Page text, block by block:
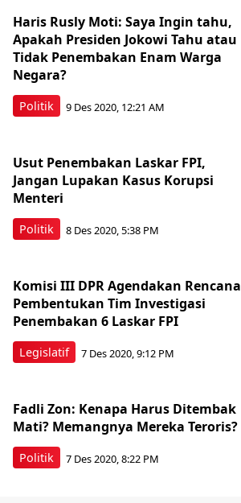
Politik
Haris Rusly Moti: Saya Ingin tahu,
Apakah Presiden Jokowi Tahu atau
Tidak Penembakan Enam Warga
Negara?
9 Des 2020, 12:21 AM
Politik
Usut Penembakan Laskar FPI,
Jangan Lupakan Kasus Korupsi
Menteri
8 Des 2020, 5:38 PM
Legislatif
Komisi III DPR Agendakan Rencana
Pembentukan Tim Investigasi
Penembakan 6 Laskar FPI
7 Des 2020, 9:12 PM
Politik
Fadli Zon: Kenapa Harus Ditembak
Mati? Memangnya Mereka Teroris?
7 Des 2020, 8:22 PM